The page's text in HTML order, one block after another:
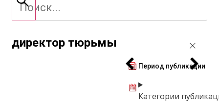
директор тюрьмы
Период публикации
Категории